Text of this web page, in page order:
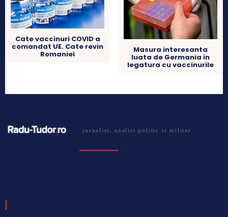
Cate vaccinuri COVID a
comandat UE. Cate revin
Romaniei Masura interesanta
luata de Germania in
legatura cu vaccinurile
jurnalist, analist politic si militar